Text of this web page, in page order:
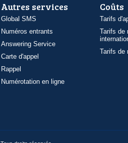
Autres services
Global SMS
Numéros entrants
Answering Service
Carte d'appel
Rappel
Numérotation en ligne
Coûts
Tarifs
Tarifs de
Tarifs de